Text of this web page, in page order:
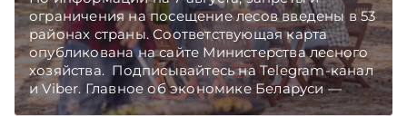
ограничения на посещение лесов введены в 53
районах страны. Соответствующая карта
опубликована на сайте Министерства лесного
хозяйства. Подписывайтесь на Telegram‑канал
и Viber. Главное об экономике Беларуси —
раньше, чем в новостях TelegramViber